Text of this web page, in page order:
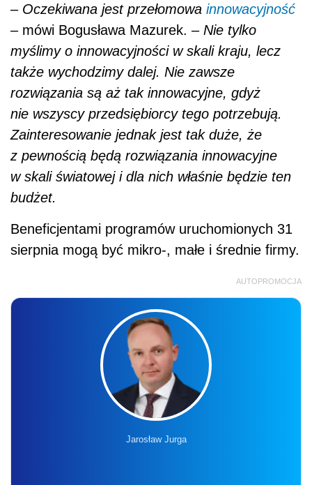
– Oczekiwana jest przełomowa innowacyjność
–mówi Bogusława Mazurek. – Nie tylko
myślimy o innowacyjności w skali kraju, lecz
także wychodzimy dalej. Nie zawsze
rozwiązania są aż tak innowacyjne, gdyż
nie wszyscy przedsiębiorcy tego potrzebują.
Zainteresowanie jednak jest tak duże, że
z pewnością będą rozwiązania innowacyjne
w skali światowej i dla nich właśnie będzie ten
budżet.
Beneficjentami programów uruchomionych 31
sierpnia mogą być mikro-, małe i średnie firmy.
AUTOPROMOCJA
Jarosław Jurga